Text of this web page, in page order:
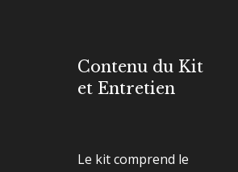
Contenu du Kit
et Entretien
Le kit comprend le